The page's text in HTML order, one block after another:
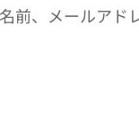
、メールアド